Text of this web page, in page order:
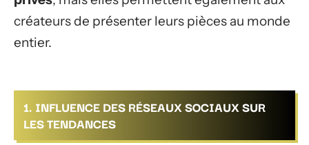
créateurs de présenter leurs pièces au monde
entier.
1. INFLUENCE DES RÉSEAUX SOCIAUX SUR
LES TENDANCES